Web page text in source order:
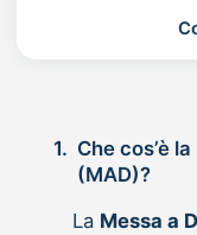
1. Che cos’è la Messa
(MAD)?
La Messa a